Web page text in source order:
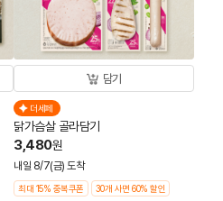
담기
더세페
닭가슴살 골라담기
3,480원
내일 8/7(금) 도착
최대 15% 중복쿠폰 30개 사면 60% 할인